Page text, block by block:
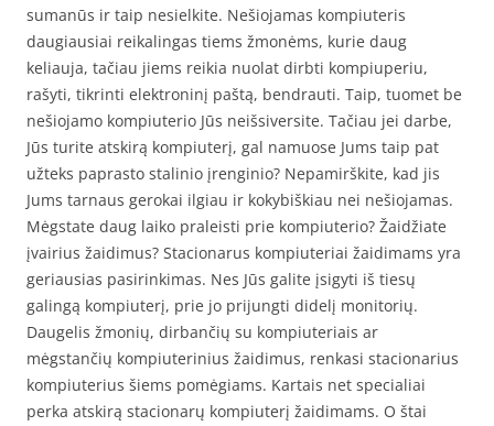
sumanūs ir taip nesielkite. Nešiojamas kompiuteris
daugiausiai reikalingas tiems žmonėms, kurie daug
keliauja, tačiau jiems reikia nuolat dirbti kompiuperiu,
rašyti, tikrinti elektroninį paštą, bendrauti. Taip, tuomet be
nešiojamo kompiuterio Jūs neišsiversite. Tačiau jei darbe,
Jūs turite atskirą kompiuterį, gal namuose Jums taip pat
užteks paprasto stalinio įrenginio? Nepamirškite, kad jis
Jums tarnaus gerokai ilgiau ir kokybiškiau nei nešiojamas.
Mėgstate daug laiko praleisti prie kompiuterio? Žaidžiate
įvairius žaidimus? Stacionarus kompiuteriai žaidimams yra
geriausias pasirinkimas. Nes Jūs galite įsigyti iš tiesų
galingą kompiuterį, prie jo prijungti didelį monitorių.
Daugelis žmonių, dirbančių su kompiuteriais ar
mėgstančių kompiuterinius žaidimus, renkasi stacionarius
kompiuterius šiems pomėgiams. Kartais net specialiai
perka atskirą stacionarų kompiuterį žaidimams. O štai